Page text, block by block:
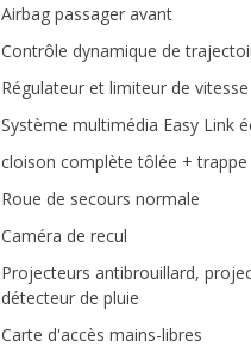
Airbag passager avant
Contrôle dynamique de
Régulateur et limiteur de vitesse
Système multimédia Easy Link
cloison complète tôlée + trappe
Roue de secours normale
Caméra de recul
Projecteurs antibrouillard,
détecteur de pluie
Carte d'accès mains-libres